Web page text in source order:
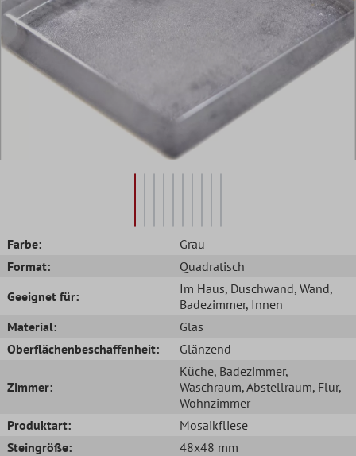
Farbe:
Grau
Format:
Quadratisch
Geeignet für:
Im Haus, Duschwand, Wand,
Badezimmer, Innen
Material:
Glas
Oberflächenbeschaffenheit:
Glänzend
Zimmer:
Küche, Badezimmer,
Waschraum, Abstellraum, Flur,
Wohnzimmer
Produktart:
Mosaikfliese
Steingröße:
48x48 mm